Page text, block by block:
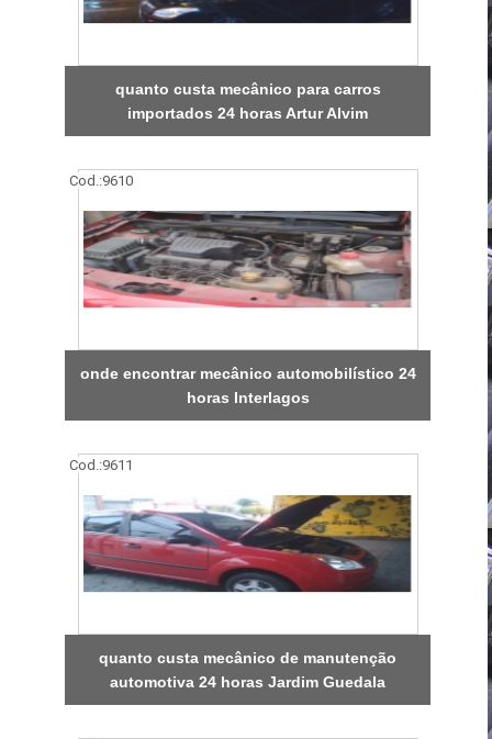
quanto custa mecânico para carros
importados 24 horas Artur Alvim
Cod.:9610
onde encontrar mecânico automobilístico 24
horas Interlagos
Cod.:9611
quanto custa mecânico de manutenção
automotiva 24 horas Jardim Guedala